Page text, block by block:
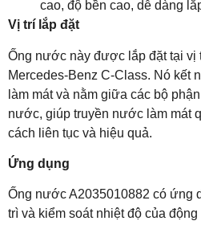
cao, độ bền cao, dễ dàng
Vị trí lắp đặt
Ống nước này được lắp đặt tại vị
Mercedes-Benz C-Class. Nó kết
làm mát và nằm giữa các bộ
nước, giúp truyền nước làm mát
cách liên tục và hiệu quả.
Ứng dụng
Ống nước A2035010882 có ứng
trì và kiểm soát nhiệt độ của